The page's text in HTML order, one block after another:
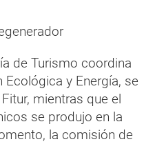
de Turismo coordina
y Energía, se
mientras que el
se produjo en la
la comisión de